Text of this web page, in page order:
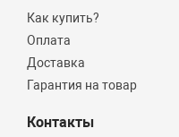
Как купить?
Оплата
Доставка
Гарантия на товар
Контакты